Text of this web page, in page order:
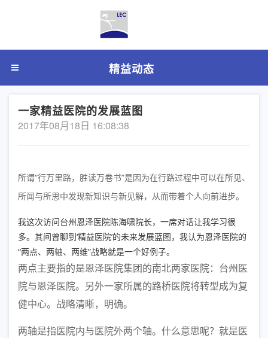
精益动态
一家精益医院的发展蓝图
2017年08月18日 16:08:38
所谓“行万里路，胜读万卷书”是因为在行路过程中可以在所见、
所闻与所思中发现新知识与新见解，从而带着个人向前进步。
我这次访问台州恩泽医院陈海啸院长，一席对话让我学习很
多。其间曾聊到‘精益医院’的未来发展蓝图，我认为恩泽医院的
“两点、两轴、两维”战略就是一个好例子。
两点主要指的是恩泽医院集团的南北两家医院：台州医
院与恩泽医院。另外一家所属的路桥医院将转型成为复
健中心。战略清晰，明确。
两轴是指医院内与医院外两个轴。什么意思呢？就是医